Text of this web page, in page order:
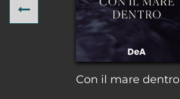
Con il mare dentro
Previous